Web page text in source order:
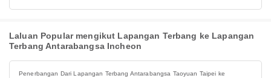
Laluan Popular mengikut Lapangan Terbang ke Lapangan
Terbang Antarabangsa Incheon
Penerbangan Dari Lapangan Terbang Antarabangsa Taoyuan Taipei ke